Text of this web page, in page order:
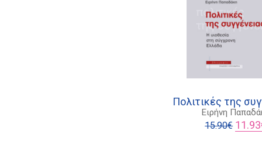
Πολιτικές της
Ειρήνη
15.90€
price
11.93